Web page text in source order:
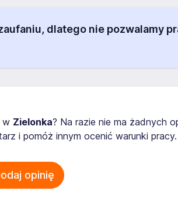
dlatego nie pozwalamy
w Zielonka? Na razie nie ma żadnych
i pomóż innym ocenić warunki pracy.
opinię